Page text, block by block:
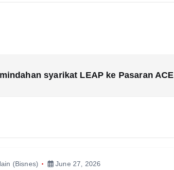
syarikat LEAP ke Pasaran ACE
(Bisnes) June 27, 2026